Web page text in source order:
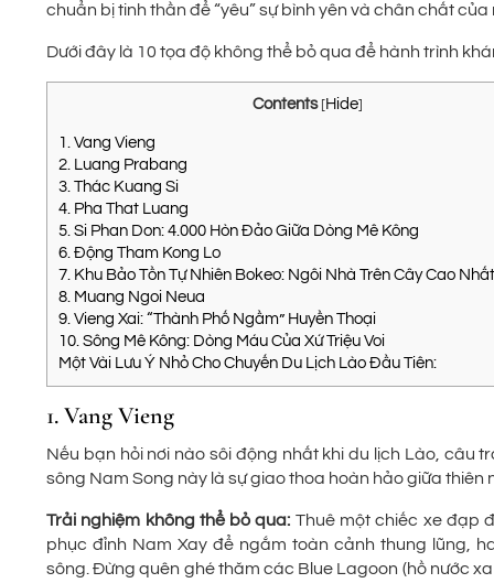
chuẩn bị tinh thần để “yêu” sự bình yên và chân chất
Dưới đây là 10 tọa độ không thể bỏ qua để hành trình
Contents [Hide]
1. Vang Vieng
2. Luang Prabang
3. Thác Kuang Si
4. Pha That Luang
5. Si Phan Don: 4.000 Hòn Đảo Giữa Dòng Mê Kông
6. Động Tham Kong Lo
7. Khu Bảo Tồn Tự Nhiên Bokeo: Ngôi Nhà Trên Cây Cao
8. Muang Ngoi Neua
9. Vieng Xai: “Thành Phố Ngầm” Huyền Thoại
10. Sông Mê Kông: Dòng Máu Của Xứ Triệu Voi
Một Vài Lưu Ý Nhỏ Cho Chuyến Du Lịch Lào Đầu Tiên:
1. Vang Vieng
Nếu bạn hỏi nơi nào sôi động nhất khi du lịch Lào, câu
sông Nam Song này là sự giao thoa hoàn hảo giữa
Trải nghiệm không thể bỏ qua: Thuê một chiếc xe đạp
phục đỉnh Nam Xay để ngắm toàn cảnh thung lũng,
sông. Đừng quên ghé thăm các Blue Lagoon (hồ nước